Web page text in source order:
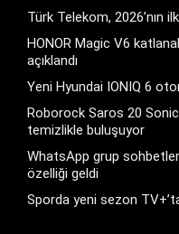
Türk Telekom, 2026’nın
HONOR Magic V6
açıklandı
Yeni Hyundai IONIQ 6
Roborock Saros 20
temizlikle buluşuyor
WhatsApp grup
özelliği geldi
Sporda yeni sezon